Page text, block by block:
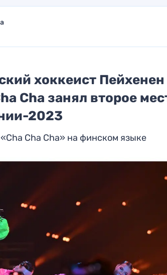
хоккеист Пейхенен
Cha занял второе
2023
Cha Cha» на финском языке